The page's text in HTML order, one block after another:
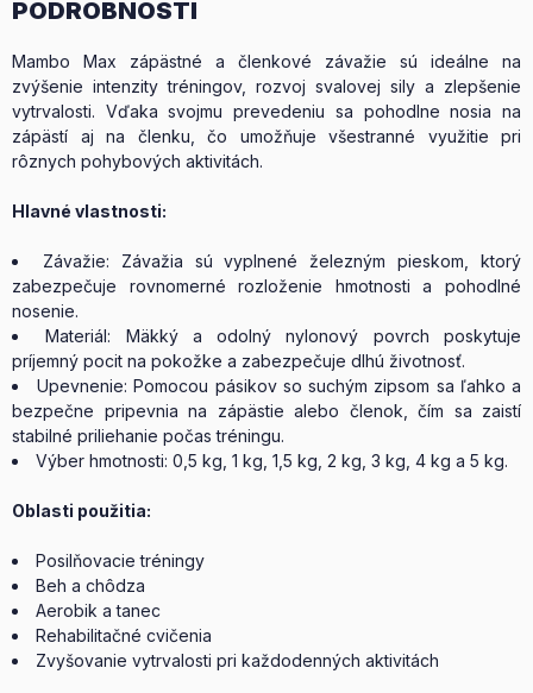
PODROBNOSTI
Mambo Max zápästné a členkové závažie sú ideálne na
zvýšenie intenzity tréningov, rozvoj svalovej sily a zlepšenie
vytrvalosti. Vďaka svojmu prevedeniu sa pohodlne nosia na
zápästí aj na členku, čo umožňuje všestranné využitie pri
rôznych pohybových aktivitách.
Hlavné vlastnosti:
Závažie: Závažia sú vyplnené železným pieskom, ktorý
zabezpečuje rovnomerné rozloženie hmotnosti a pohodlné
nosenie.
Materiál: Mäkký a odolný nylonový povrch poskytuje
príjemný pocit na pokožke a zabezpečuje dlhú životnosť.
Upevnenie: Pomocou pásikov so suchým zipsom sa ľahko a
bezpečne pripevnia na zápästie alebo členok, čím sa zaistí
stabilné priliehanie počas tréningu.
Výber hmotnosti: 0,5 kg, 1 kg, 1,5 kg, 2 kg, 3 kg, 4 kg a 5 kg.
Oblasti použitia:
Posilňovacie tréningy
Beh a chôdza
Aerobik a tanec
Rehabilitačné cvičenia
Zvyšovanie vytrvalosti pri každodenných aktivitách